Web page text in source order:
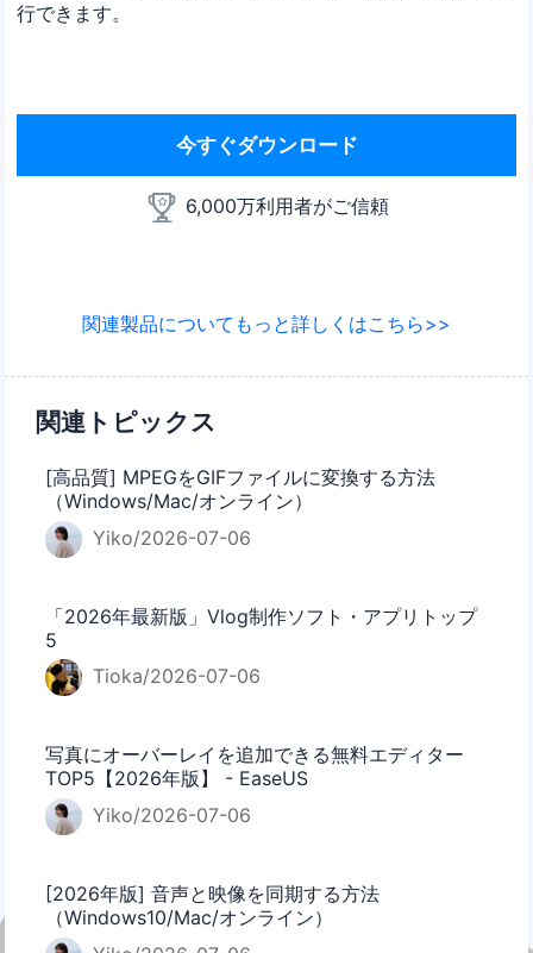
行できます。
今すぐダウンロード
6,000万利用者がご信頼
関連製品についてもっと詳しくはこちら>>
関連トピックス
[高品質] MPEGをGIFファイルに変換する方法
（Windows/Mac/オンライン）
Yiko/2026-07-06
「2026年最新版」Vlog制作ソフト・アプリトップ
5
Tioka/2026-07-06
写真にオーバーレイを追加できる無料エディター
TOP5【2026年版】 - EaseUS
Yiko/2026-07-06
[2026年版] 音声と映像を同期する方法
（Windows10/Mac/オンライン）